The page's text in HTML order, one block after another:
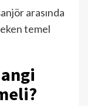
arasında
temel